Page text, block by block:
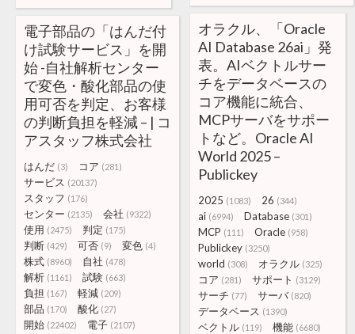
オラクル、「Oracle
AI Database 26ai」発
表。AIベクトルサー
チをデータベースの
コア機能に統合、
MCPサーバをサポー
トなど。Oracle AI
World 2025 –
Publickey
2025 (1083) 26 (344)
ai (6994) Database (301)
MCP (111) Oracle (958)
Publickey (3250)
world (308) オラクル (325)
コア (281) サポート (3129)
サーチ (77) サーバ (820)
データベース (1390)
ベクトル (119) 機能 (6680)
電子部品の「はんだ付
け試験サービス」を開
始 -自社解析センター
で変色・酸化部品の使
用可否を判定、お客様
の判断負担を軽減 – | コ
アスタッフ株式会社
はんだ (3) コア (281)
サービス (20137)
スタッフ (176)
センター (2135) 会社 (9322)
使用 (2475) 判定 (175)
判断 (429) 可否 (9) 変色 (4)
株式 (8960) 自社 (478)
解析 (1161) 試験 (663)
負担 (167) 軽減 (209)
部品 (170) 酸化 (27)
開始 (22402) 電子 (2107)